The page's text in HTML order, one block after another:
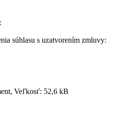
súhlasu s uzatvorením zmluvy:
Veľkosť: 52,6 kB